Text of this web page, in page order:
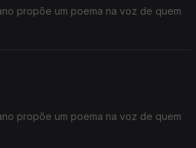
propõe um poema na voz de quem
propõe um poema na voz de quem